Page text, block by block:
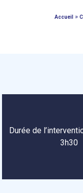
Accueil»
Durée de
3h30